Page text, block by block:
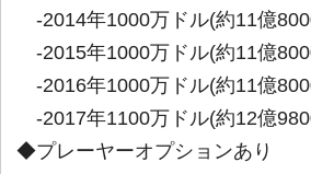
-2014年1000万ドル(約11億
-2015年1000万ドル(約11億
-2016年1000万ドル(約11億
-2017年1100万ドル(約12億
◆プレーヤーオプションあり